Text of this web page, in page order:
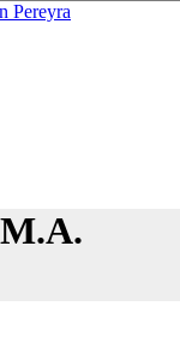
Pereyra